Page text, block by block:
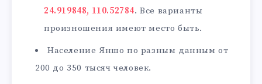
24.919848, 110.52784. Все варианты
произношения имеют место быть.
Население Яншо по разным данным от
200 до 350 тысяч человек.